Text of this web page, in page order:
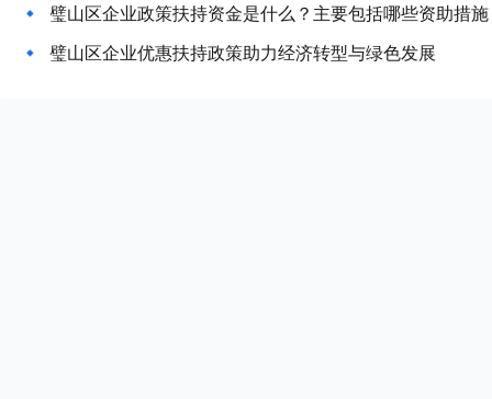
璧山区企业政策扶持资金是什么？主要包括哪些资助措
璧山区企业优惠扶持政策助力经济转型与绿色发展